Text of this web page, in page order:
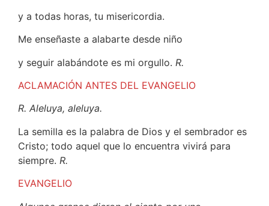
y a todas horas, tu misericordia.
Me enseñaste a alabarte desde niño
y seguir alabándote es mi orgullo. R.
ACLAMACIÓN ANTES DEL EVANGELIO
R. Aleluya, aleluya.
La semilla es la palabra de Dios y el sembrador es
Cristo; todo aquel que lo encuentra vivirá para
siempre. R.
EVANGELIO